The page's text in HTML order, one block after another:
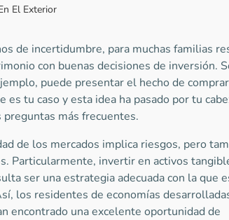
El Exterior
de incertidumbre, para muchas familias
con buenas decisiones de inversión.
puede presentar el hecho de
es tu caso y esta idea ha pasado por tu
más frecuentes.
de los mercados implica riesgos, pero
Particularmente, invertir en activos
ser una estrategia adecuada con la que
los residentes de economías
encontrado una excelente oportunidad de